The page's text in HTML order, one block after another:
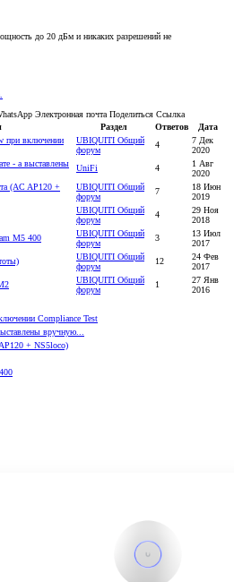
до 20 дБм и никаких разрешений не
Электронная почта Поделиться Ссылка
Раздел Ответов
Дата
при включении
UBIQUITI Общий
форум
4
7 Дек
2020
- а выставлены
UniFi 4
1 Авг
2020
(AC AP120 +
UBIQUITI Общий
форум
7
18 Июн
2019
UBIQUITI Общий
форум
4
29 Ноя
2018
M5 400
UBIQUITI Общий
форум
3
13 Июл
2017
UBIQUITI Общий
форум
12
24 Фев
2017
UBIQUITI Общий
форум
1
27 Янв
2016
Compliance Test
вручную...
+ NS5loco)